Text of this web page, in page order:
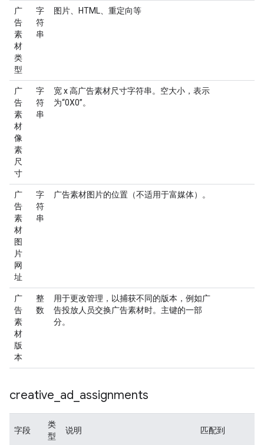
广
告
素
材
类
型
字
符
串
图片、HTML、重定向等
广
告
素
材
像
素
尺
寸
字
符
串
宽 x 高广告素材尺寸字符串。空大小，表示
为“0X0”。
广
告
素
材
图
片
网
址
字
符
串
广告素材图片的位置（不适用于富媒体）。
广
告
素
材
版
本
整
数
用于更改管理，以捕获不同的版本，例如广
告投放人员交换广告素材时。主键的一部
分。
creative ad assignments
字段
类
型
说明 匹配到